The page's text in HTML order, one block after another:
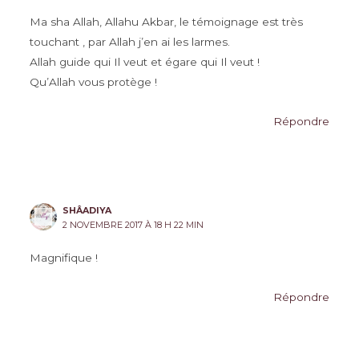
Ma sha Allah, Allahu Akbar, le témoignage est très
touchant , par Allah j’en ai les larmes.
Allah guide qui Il veut et égare qui Il veut !
Qu’Allah vous protège !
Répondre
SHÂADIYA
2 NOVEMBRE 2017 À 18 H 22 MIN
Magnifique !
Répondre